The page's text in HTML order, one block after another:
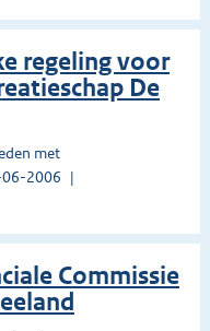
regeling voor
De
met
2006
Commissie